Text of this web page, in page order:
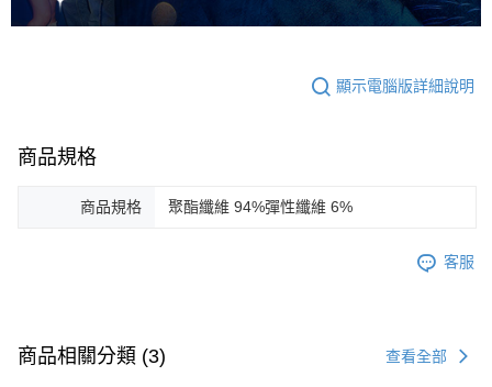
顯示電腦版詳細說明
商品規格
商品規格 聚酯纖維 94%彈性纖維 6%
客服
商品相關分類 (3) 查看全部